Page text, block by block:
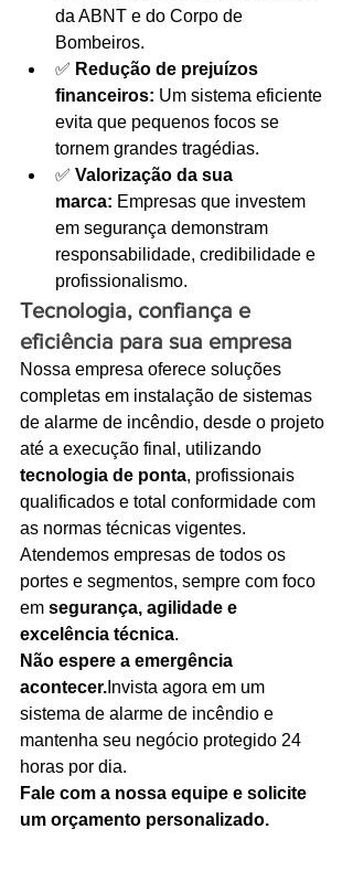
da ABNT e do Corpo de
Bombeiros.
✅ Redução de prejuízos
financeiros: Um sistema eficiente
evita que pequenos focos se
tornem grandes tragédias.
✅ Valorização da sua
marca: Empresas que investem
em segurança demonstram
responsabilidade, credibilidade e
profissionalismo.
Tecnologia, confiança e
eficiência para sua empresa
Nossa empresa oferece soluções
completas em instalação de sistemas
de alarme de incêndio, desde o projeto
até a execução final, utilizando
tecnologia de ponta, profissionais
qualificados e total conformidade com
as normas técnicas vigentes.
Atendemos empresas de todos os
portes e segmentos, sempre com foco
em segurança, agilidade e
excelência técnica.
Não espere a emergência
acontecer. Invista agora em um
sistema de alarme de incêndio e
mantenha seu negócio protegido 24
horas por dia.
Fale com a nossa equipe e solicite
um orçamento personalizado.